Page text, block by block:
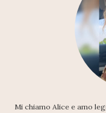
Mi chiamo Alice e amo